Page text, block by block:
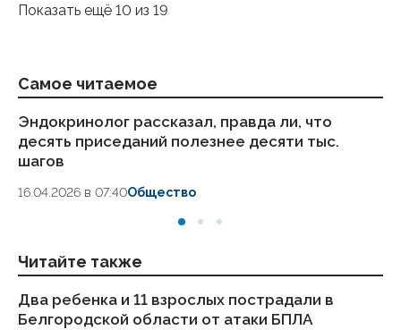
Показать ещё 10 из 19
Самое читаемое
Эндокринолог рассказал, правда ли, что
десять приседаний полезнее десяти тыс.
шагов
16.04.2026 в 07:40Общество
Читайте также
Два ребенка и 11 взрослых пострадали в
Белгородской области от атаки БПЛА